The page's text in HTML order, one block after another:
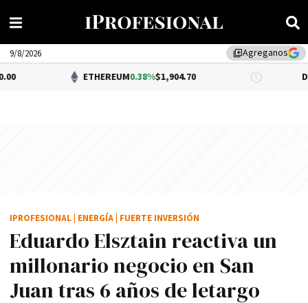
library_addAgreganos
9/8/2026
ETHEREUM0.38%$1,904.70 DÓLAR BNA
Eduardo Elsztain reactiva un
millonario negocio en San
Juan tras 6 años de letargo
IPROFESIONAL ENERGÍA FUERTE INVERSIÓN